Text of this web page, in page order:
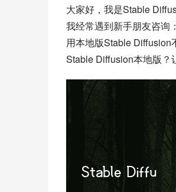
大家好，我是Stable
我经常遇到新手朋友咨询
用本地版Stable Diffusion
Stable Diffusion本地版？